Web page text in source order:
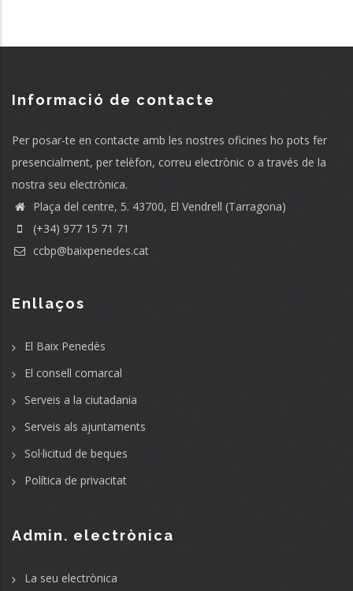
Informació de contacte
Per posar-te en contacte amb les nostres oficines ho pots fer
presencialment, per telèfon, correu electrònic o a través de la
nostra seu electrònica.
Plaça del centre, 5. 43700, El Vendrell (Tarragona)
(+34) 977 15 71 71
ccbp@baixpenedes.cat
Enllaços
El Baix Penedès
El consell comarcal
Serveis a la ciutadania
Serveis als ajuntaments
Sol·licitud de beques
Política de privacitat
Admin. electrònica
La seu electrònica